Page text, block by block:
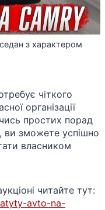
з характером
чіткого
організації
простих порад
ви зможете успішно
власником
читайте тут:
avto-na-